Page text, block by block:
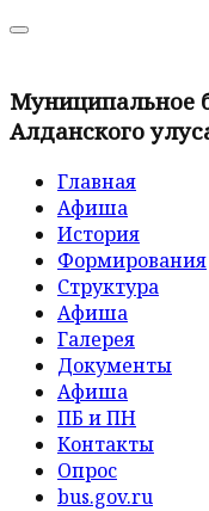
Муниципальное
Алданского
Главная
Афиша
История
Формирования
Структура
Афиша
Галерея
Документы
Афиша
ПБ и ПН
Контакты
Опрос
bus.gov.ru